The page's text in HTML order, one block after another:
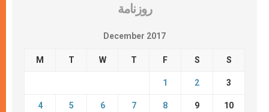
روزنامة
December 2017
M T W T F S S
1 2 3
4 5 6 7 8 9 10